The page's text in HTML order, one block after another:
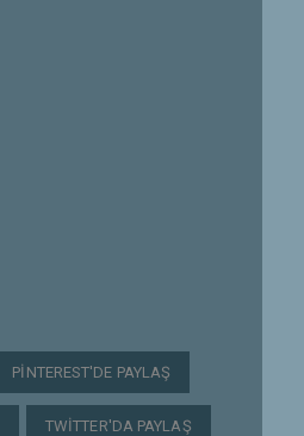
PINTEREST'DE PAYLAŞ
TWITTER'DA PAYLAŞ